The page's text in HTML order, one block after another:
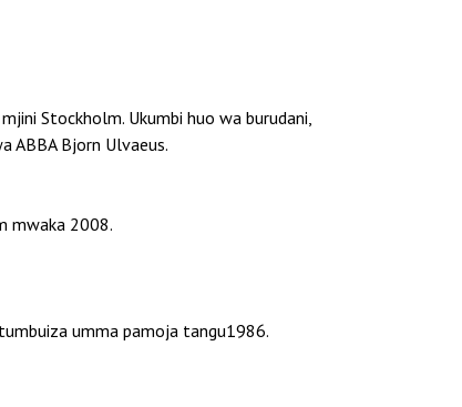
Stockholm. Ukumbi huo wa burudani,
ABBA Bjorn Ulvaeus.
mwaka 2008.
umma pamoja tangu1986.